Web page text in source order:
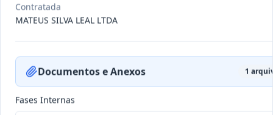
2023
Termo
Situação: Encerrado Data:03/08/2026 Ver detalhes
Contratada
MATEUS SILVA LEAL LTDA
Documentos e Anexos 1
Fases Internas